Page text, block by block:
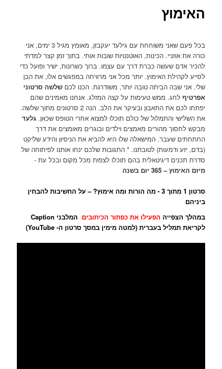
האימוץ
בכל פעם שאני משוחחת עם גילעד יעקבזן, מאומץ מגיל 3 ימים, אני
כורה את אוזניי. הכּינות, האוטנטיות שובות אותי. בתוך זמן קצר למדתי
להכיר אדם שעשה כברת דרך עם עצמו. בּרוך כשרונות, ישיר ופועל כדי
לסייע לקהילת האימוץ. יותר מכל אני מרוויחה במפגשים אלו, את הבּן
שלי. אני שבה הביתה טובה יותר, משודרגת. הכנו לכםשלשה סרטוני
אפרטיףלחג. ממש טעימות על קצה המזלג. אנחנו מאמינים שהם
יפתחו לכם את התאבון ובעיקר את הלב. הנה 2 סרטונים מתוך שלשה.
את השלישי והתמלול של כולם תוכלו למצוא אחרי הטופס שכאן.גלעד
מבקש לחסוך מהורים מאמצים וילדים ובוגרים מאומצים את דרך
החתחתים שעבר. המישאלה שלו היא להביא את הניסיון והידע שליקט
(בדם, יזע ודמעות) לטובתנו. * התגובות שלכם ינחו אותנו לפיתוחה של
סדרת תכנים דיגיטאלית בהם תוכלו לצפות מכל מקום ובכל עת -
מיזם האימוץ –365 יום בשנה
סרטון 1 מתוך 3 -
מה הורות ומה אימוץ? – על החשיבות להבחין
ביניהם
במהלך הצפייההפעילו את כפתור הכיתובים
המלבני Caption
לקריאת תמליל בעברית (למטה מימין במסך סרטון ה- YouTube)